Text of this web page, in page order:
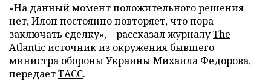
«На данный момент положительного решения
нет, Илон постоянно повторяет, что пора
заключать сделку», – рассказал журналуThe
Atlanticисточник из окружения бывшего
министра обороны Украины Михаила Федорова,
передаетТАСС.